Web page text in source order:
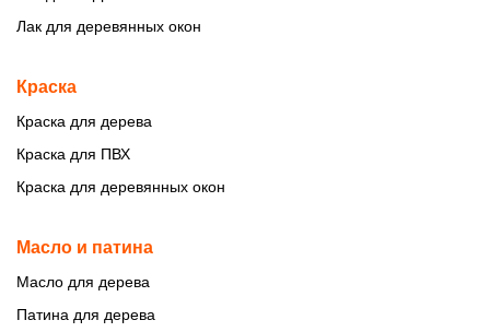
Лак для деревянных окон
Краска
Краска для дерева
Краска для ПВХ
Краска для деревянных окон
Масло и патина
Масло для дерева
Патина для дерева